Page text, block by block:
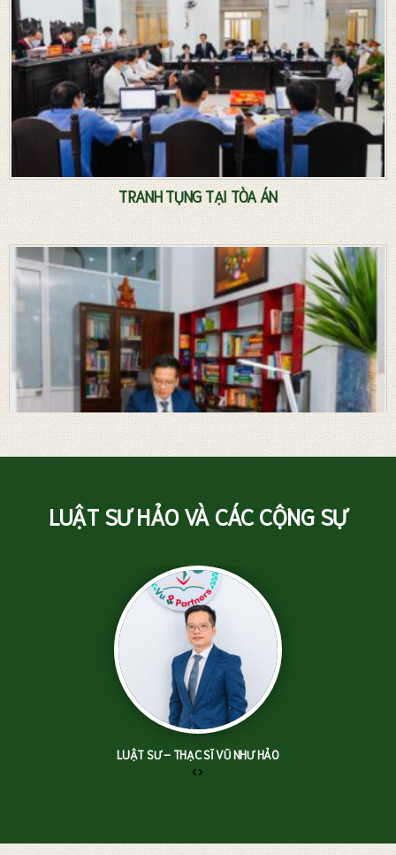
TRANH TỤNG TẠI TÒA ÁN
Luật sư riêng – Tư vấn pháp luật thường xuyên
LUẬT SƯ HẢO VÀ CÁC CỘNG SỰ
LUẬT SƯ – THẠC SĨ VŨ NHƯ HẢO
‹›